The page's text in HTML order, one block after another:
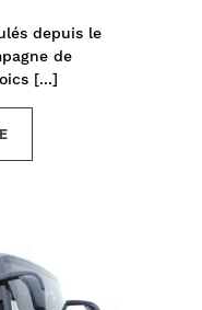
depuis le
de
[...]